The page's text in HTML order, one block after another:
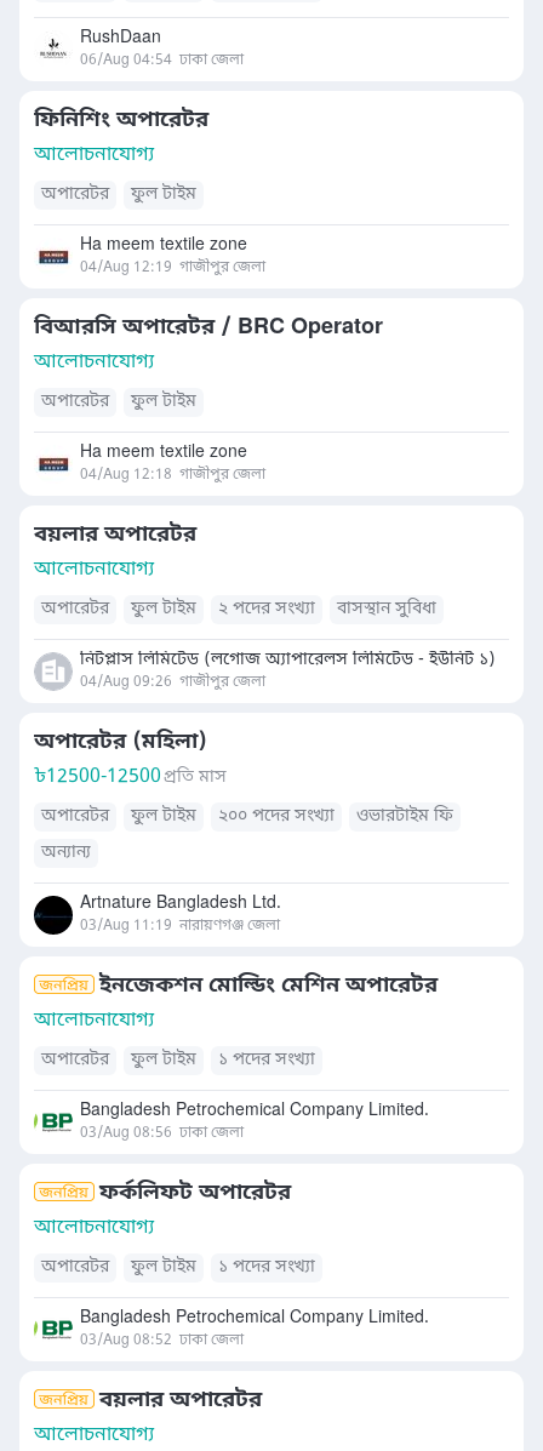
RushDaan
06/Aug 04:54 ঢাকা জেলা
ফিনিশিং অপারেটর
আলোচনাযোগ্য
অপারেটর ফুল টাইম
Ha meem textile zone
04/Aug 12:19 গাজীপুর জেলা
বিআরসি অপারেটর / BRC Operator
আলোচনাযোগ্য
অপারেটর ফুল টাইম
Ha meem textile zone
04/Aug 12:18 গাজীপুর জেলা
বয়লার অপারেটর
আলোচনাযোগ্য
অপারেটর ফুল টাইম ২ পদের সংখ্যা বাসস্থান সুবিধা
নিটপ্লাস লিমিটেড (লগোজ অ্যাপারেলস লিমিটেড - ইউনিট ১)
04/Aug 09:26 গাজীপুর জেলা
অপারেটর (মহিলা)
৳12500-12500প্রতি মাস
অপারেটর
ফুল টাইম ২০০ পদের সংখ্যা
ওভারটাইম ফি
অন্যান্য
Artnature Bangladesh Ltd.
03/Aug 11:19 নারায়ণগঞ্জ জেলা
ইনজেকশন মোল্ডিং মেশিন অপারেটর
আলোচনাযোগ্য
অপারেটর ফুল টাইম ১ পদের সংখ্যা
Bangladesh Petrochemical Company Limited.
03/Aug 08:56 ঢাকা জেলা
ফর্কলিফট অপারেটর
আলোচনাযোগ্য
অপারেটর ফুল টাইম ১ পদের সংখ্যা
Bangladesh Petrochemical Company Limited.
03/Aug 08:52 ঢাকা জেলা
বয়লার অপারেটর
আলোচনাযোগ্য